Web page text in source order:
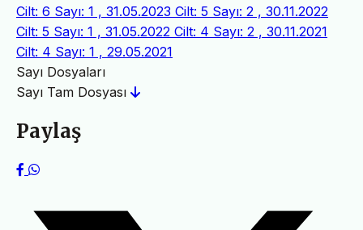
Cilt: 6 Sayı: 1 , 31.05.2023 Cilt: 5 Sayı: 2 , 30.11.2022
Cilt: 5 Sayı: 1 , 31.05.2022 Cilt: 4 Sayı: 2 , 30.11.2021
Cilt: 4 Sayı: 1 , 29.05.2021
Sayı Dosyaları
Sayı Tam Dosyası
Paylaş